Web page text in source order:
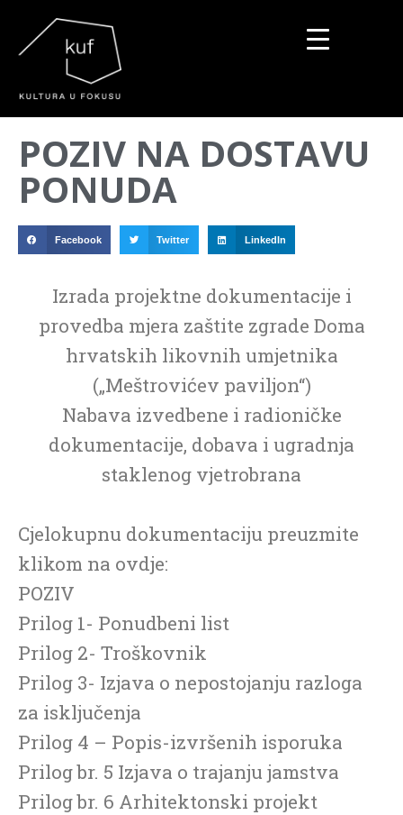
POZIV NA DOSTAVU
PONUDA
Facebook Twitter LinkedIn
Izrada projektne dokumentacije i
provedba mjera zaštite zgrade Doma
hrvatskih likovnih umjetnika
(„Meštrovićev paviljon“)
Nabava izvedbene i radioničke
dokumentacije, dobava i ugradnja
staklenog vjetrobrana
Cjelokupnu dokumentaciju preuzmite
klikom na ovdje:
POZIV
Prilog 1- Ponudbeni list
Prilog 2- Troškovnik
Prilog 3- Izjava o nepostojanju razloga
za isključenja
Prilog 4 – Popis-izvršenih isporuka
Prilog br. 5 Izjava o trajanju jamstva
Prilog br. 6 Arhitektonski projekt
▼
▼